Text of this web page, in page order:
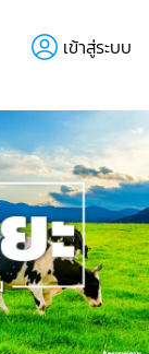
เข้าสู่ระบบ